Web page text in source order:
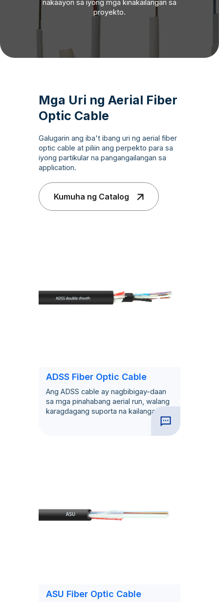
nakaayon sa iyong mga kinakailangan sa
proyekto.
Mga Uri ng Aerial Fiber
Optic Cable
Galugarin ang iba't ibang uri ng aerial fiber
optic cable at piliin ang perpekto para sa
iyong partikular na pangangailangan sa
application.
Kumuha ng Catalog
ADSS Fiber Optic Cable
Ang ADSS cable ay nagbibigay-daan
sa mga pinahabang aerial run, walang
karagdagang suporta na kailangan
ASU Fiber Optic Cable